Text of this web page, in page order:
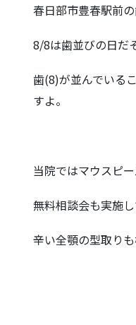
春日部市豊春駅前
8/8は歯並びの日だ
歯(8)が並んでいる
すよ。
当院ではマウスピ
無料相談会も実施
辛い全顎の型取り